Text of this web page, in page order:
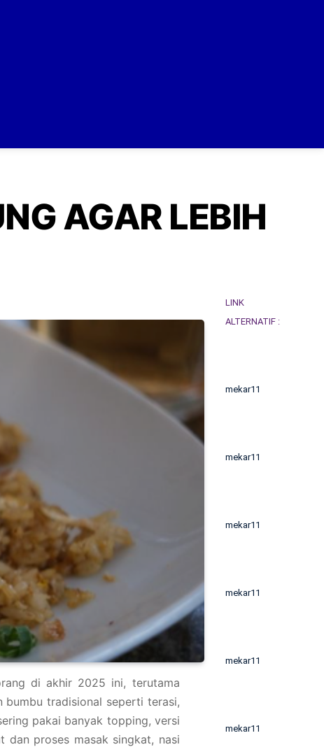
AGAR LEBIH
di akhir 2025 ini, terutama
bumbu tradisional seperti terasi,
pakai banyak topping, versi
dan proses masak singkat, nasi
LINK
ALTERNATIF :
mekar11
mekar11
mekar11
mekar11
mekar11
mekar11